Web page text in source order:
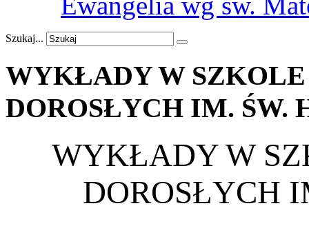
Szukaj...
WYKŁADY W SZKOLE
DOROSŁYCH IM. ŚW.
WYKŁADY W
DOROSŁYCH